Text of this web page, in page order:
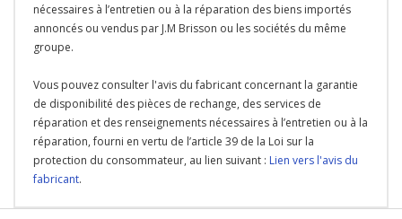
nécessaires à l’entretien ou à la réparation des biens importés
annoncés ou vendus par J.M Brisson ou les sociétés du même
groupe.
Vous pouvez consulter l'avis du fabricant concernant la garantie
de disponibilité des pièces de rechange, des services de
réparation et des renseignements nécessaires à l’entretien ou à la
réparation, fourni en vertu de l’article 39 de la Loi sur la
protection du consommateur, au lien suivant : Lien vers l'avis du
fabricant.